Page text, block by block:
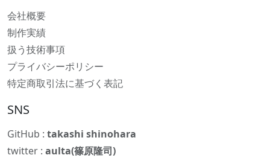
会社概要
制作実績
扱う技術事項
プライバシーポリシー
特定商取引法に基づく表記
SNS
GitHub : takashi shinohara
twitter : aulta(篠原隆司)